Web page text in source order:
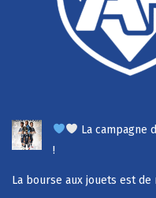
La campagne
!
La bourse aux jouets est de